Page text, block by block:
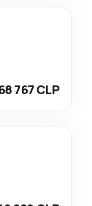
767 CLP